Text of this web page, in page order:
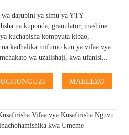
darubini ya simu ya YTY
na kuponda, granulator, mashine
kuchapisha kompyuta kibao,
na kadhalika mifumo kuu ya vifaa vya
wa uzalishaji, kwa ufanisi...
UCHUNGUZI MAELEZO